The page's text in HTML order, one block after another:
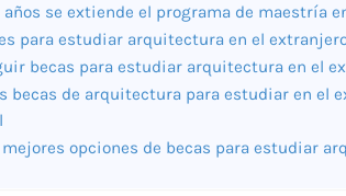
años se extiende el programa de maestría
para estudiar arquitectura en el
becas para estudiar arquitectura en el
becas de arquitectura para estudiar en el
mejores opciones de becas para estudiar